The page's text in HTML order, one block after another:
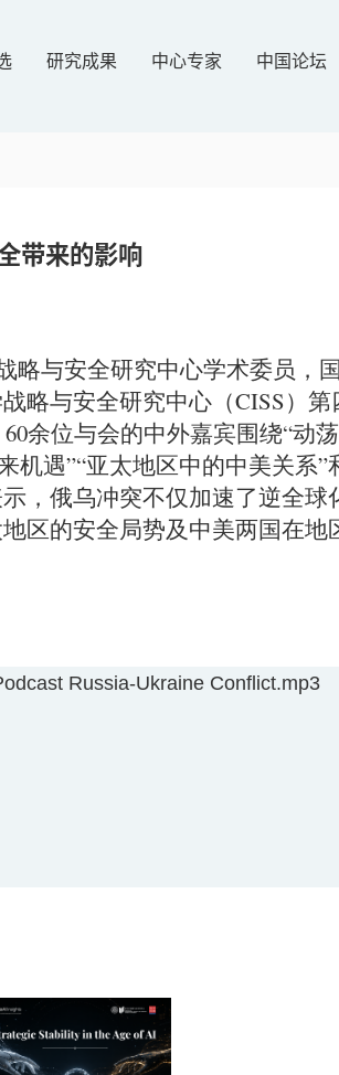
研究成果 中心专家 中国论坛
带来的影响
略与安全研究中心学术委员，
略与安全研究中心（CISS）
余位与会的中外嘉宾围绕“动
机遇”“亚太地区中的中美关系”
，俄乌冲突不仅加速了逆全球
区的安全局势及中美两国在地
Russia-Ukraine Conflict.mp3